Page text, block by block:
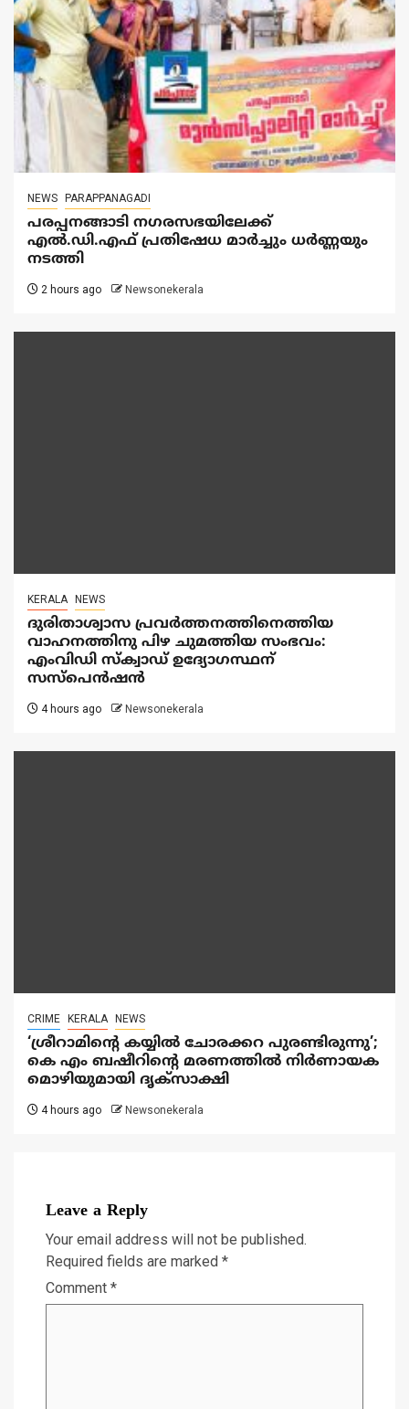
NEWS PARAPPANAGADI
പരപ്പനങ്ങാടി നഗരസഭയിലേക്ക്
എൽ.ഡി.എഫ് പ്രതിഷേധ മാർച്ചും ധർണ്ണയും
നടത്തി
2 hours ago Newsonekerala
KERALA NEWS
ദുരിതാശ്വാസ പ്രവർത്തനത്തിനെത്തിയ
വാഹനത്തിനു പിഴ ചുമത്തിയ സംഭവം:
എംവിഡി സ്ക്വാഡ് ഉദ്യോഗസ്ഥന്
സസ്പെൻഷൻ
4 hours ago Newsonekerala
CRIME KERALA NEWS
‘ശ്രീറാമിന്റെ കയ്യിൽ ചോരക്കറ പുരണ്ടിരുന്നു’;
കെ എം ബഷീറിന്റെ മരണത്തിൽ നിർണായക
മൊഴിയുമായി ദൃക്‌സാക്ഷി
4 hours ago Newsonekerala
Leave a Reply
Your email address will not be published.
Required fields are marked *
Comment *